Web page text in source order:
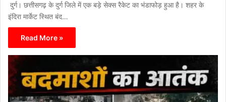
दुर्ग। छत्तीसगढ़ के दुर्ग जिले में एक बड़े सेक्स रैकेट का भंडाफोड़ हुआ है। शहर के
इंदिरा मार्केट स्थित बंद…
Read More »